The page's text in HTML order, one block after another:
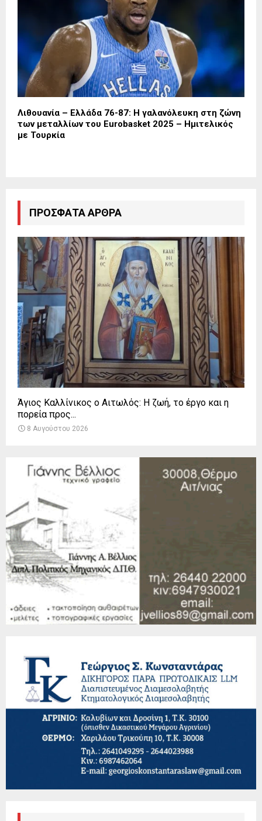
Λιθουανία – Ελλάδα 76-87: Η γαλανόλευκη στη ζώνη
των μεταλλίων του Eurobasket 2025 – Ημιτελικός
με Τουρκία
ΠΡΌΣΦΑΤΑ ΆΡΘΡΑ
Άγιος Καλλίνικος ο Αιτωλός: Η ζωή, το έργο και η
πορεία προς...
8 Αυγούστου 2026